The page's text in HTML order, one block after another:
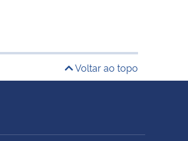
Voltar ao topo